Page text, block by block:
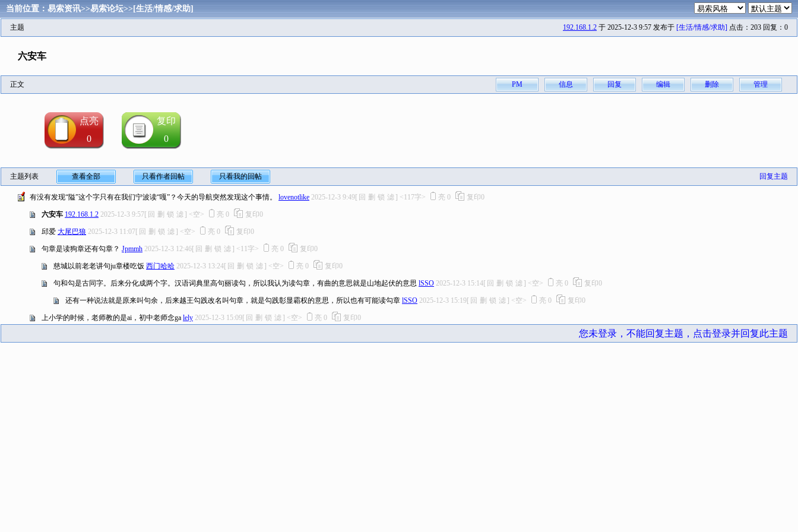
当前位置：易索资讯>>易索论坛>>[生活/情感/求助]
主题 192.168.1.2 于 2025-12-3 9:57 发布于 [生活/情感/求助] 点击：203 回复：0
六安车
正文 PM 信息 回复 编辑 删除 管理
点亮
0
复印
0
主题列表 查看全部 只看作者回帖 只看我的回帖 回复主题
有没有发现“隘”这个字只有在我们宁波读“嘎”？今天的导航突然发现这个事情。 lovenotlike 2025-12-3 9:49[ 回 删 锁 滤 ] <117字> 亮 0 复印0
六安车 192.168.1.2 2025-12-3 9:57[ 回 删 锁 滤 ] <空> 亮 0 复印0
邱爱 大尾巴狼 2025-12-3 11:07[ 回 删 锁 滤 ] <空> 亮 0 复印0
句章是读狗章还有勾章？ Jpmmh 2025-12-3 12:46[ 回 删 锁 滤 ] <11字> 亮 0 复印0
慈城以前老老讲句ju章楼吃饭 西门哈哈 2025-12-3 13:24[ 回 删 锁 滤 ] <空> 亮 0 复印0
句和勾是古同字。后来分化成两个字。汉语词典里高句丽读勾，所以我认为读勾章，有曲的意思就是山地起伏的意思 lSSO 2025-12-3 15:14[ 回 删 锁 滤 ] <空> 亮 0 复印0
还有一种说法就是原来叫句余，后来越王勾践改名叫句章，就是勾践彰显霸权的意思，所以也有可能读勾章 lSSO 2025-12-3 15:19[ 回 删 锁 滤 ] <空> 亮 0 复印0
上小学的时候，老师教的是ai，初中老师念ga lely 2025-12-3 15:09[ 回 删 锁 滤 ] <空> 亮 0 复印0
您未登录，不能回复主题，点击登录并回复此主题